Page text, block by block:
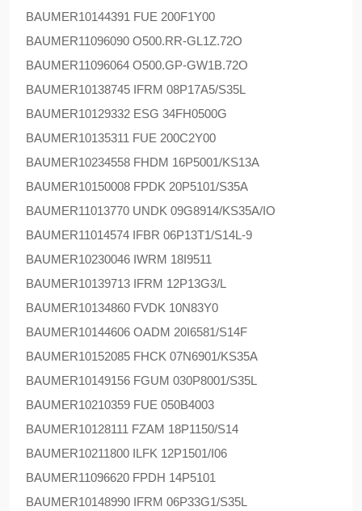
BAUMER10144391 FUE 200F1Y00
BAUMER11096090 O500.RR-GL1Z.72O
BAUMER11096064 O500.GP-GW1B.72O
BAUMER10138745 IFRM 08P17A5/S35L
BAUMER10129332 ESG 34FH0500G
BAUMER10135311 FUE 200C2Y00
BAUMER10234558 FHDM 16P5001/KS13A
BAUMER10150008 FPDK 20P5101/S35A
BAUMER11013770 UNDK 09G8914/KS35A/IO
BAUMER11014574 IFBR 06P13T1/S14L-9
BAUMER10230046 IWRM 18I9511
BAUMER10139713 IFRM 12P13G3/L
BAUMER10134860 FVDK 10N83Y0
BAUMER10144606 OADM 20I6581/S14F
BAUMER10152085 FHCK 07N6901/KS35A
BAUMER10149156 FGUM 030P8001/S35L
BAUMER10210359 FUE 050B4003
BAUMER10128111 FZAM 18P1150/S14
BAUMER10211800 ILFK 12P1501/I06
BAUMER11096620 FPDH 14P5101
BAUMER10148990 IFRM 06P33G1/S35L